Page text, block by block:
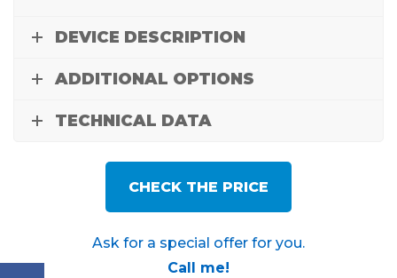
DEVICE DESCRIPTION
ADDITIONAL OPTIONS
TECHNICAL DATA
CHECK THE PRICE
Ask for a special offer for you.
Call me!